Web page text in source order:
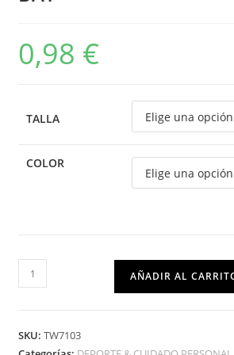
0,98 €
TALLA
COLOR
AÑADIR AL
SKU: TW7103